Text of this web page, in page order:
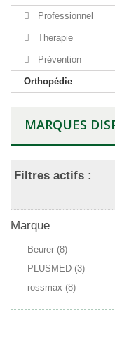
Professionnel
Therapie
Prévention
Orthopédie
MARQUES
Filtres actifs :
Marque
Beurer (8)
PLUSMED (3)
rossmax (8)